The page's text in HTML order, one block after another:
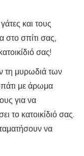
και τους
στο σπίτι σας,
σας!
τη μυρωδιά των
με άρωμα
για να
το κατοικίδιό σας.
να